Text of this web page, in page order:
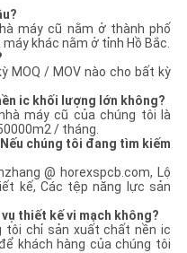
máy cũ nằm ở thành phố
khác nằm ở tỉnh Hồ Bắc.
MOQ / MOV nào cho bất kỳ
ic khối lượng lớn không?
máy cũ của chúng tôi là
/ tháng.
chúng tôi đang tìm kiếm
@ horexspcb.com, Lộ
kế, Các tệp năng lực sản
thiết kế vi mạch không?
tôi chỉ sản xuất chất nền ic
khách hàng của chúng tôi